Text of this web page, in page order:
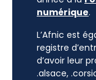
numérique.
L’Afnic est
registre
d’avoir leur
.alsace,